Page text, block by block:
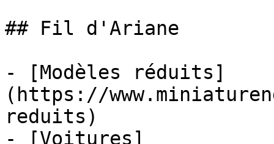
## Fil d'Ariane
- [Modèles réduits]
(https://
reduits)
- [Voitures]